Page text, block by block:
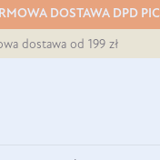
DOSTAWA DPD
dostawa od 199 zł